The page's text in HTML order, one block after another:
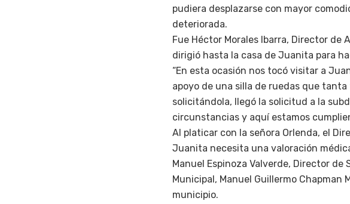
pudiera desplazarse con mayor
deteriorada.
Fue Héctor Morales Ibarra, Director
dirigió hasta la casa de Juanita para
“En esta ocasión nos tocó visitar a
apoyo de una silla de ruedas que
solicitándola, llegó la solicitud a la
circunstancias y aquí estamos
Al platicar con la señora Orlenda, el
Juanita necesita una valoración
Manuel Espinoza Valverde, Director
Municipal, Manuel Guillermo
municipio.